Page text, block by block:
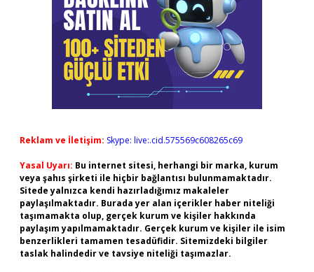
Reklam ve İletişim: Skype: live:.cid.575569c608265c69
Yasal Uyarı: Bu internet sitesi, herhangi bir marka, kurum
veya şahıs şirketi ile hiçbir bağlantısı bulunmamaktadır.
Sitede yalnızca kendi hazırladığımız makaleler
paylaşılmaktadır. Burada yer alan içerikler haber niteliği
taşımamakta olup, gerçek kurum ve kişiler hakkında
paylaşım yapılmamaktadır. Gerçek kurum ve kişiler ile isim
benzerlikleri tamamen tesadüfidir. Sitemizdeki bilgiler
taslak halindedir ve tavsiye niteliği taşımazlar.